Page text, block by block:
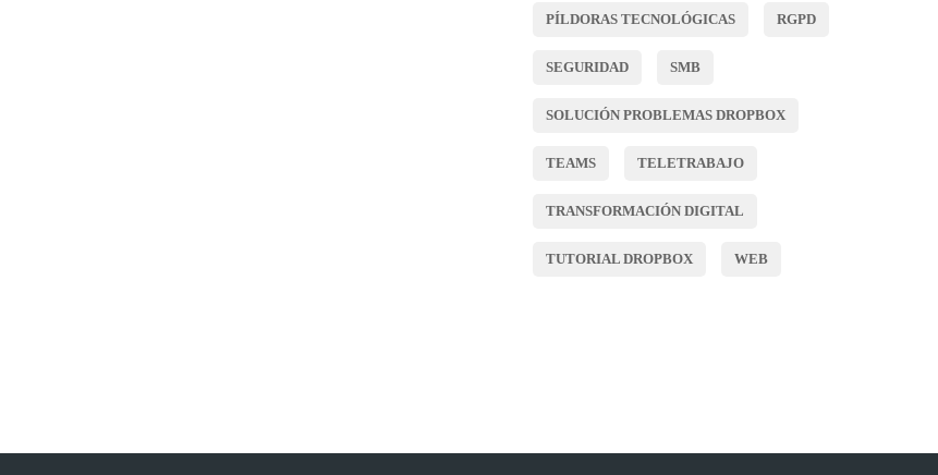
PÍLDORAS TECNOLÓGICAS RGPD
SEGURIDAD SMB
SOLUCIÓN PROBLEMAS DROPBOX
TEAMS TELETRABAJO
TRANSFORMACIÓN DIGITAL
TUTORIAL DROPBOX WEB